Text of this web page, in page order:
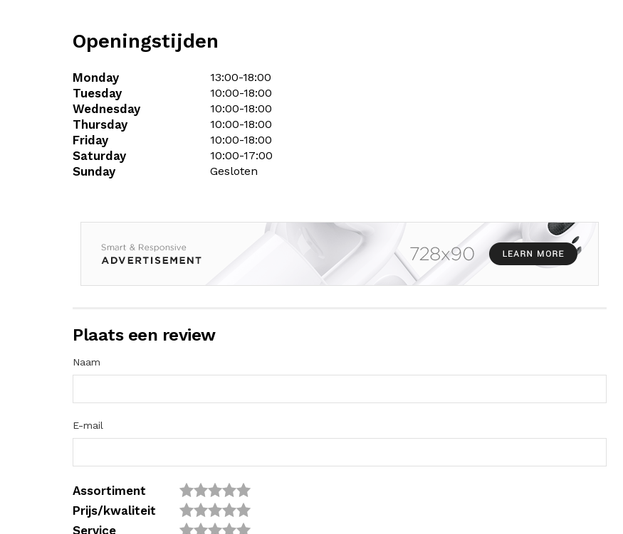
Openingstijden
Monday 13:00-18:00
Tuesday 10:00-18:00
Wednesday 10:00-18:00
Thursday 10:00-18:00
Friday 10:00-18:00
Saturday 10:00-17:00
Sunday Gesloten
Plaats een review
Naam
E-mail
Assortiment
Prijs/kwaliteit
Service